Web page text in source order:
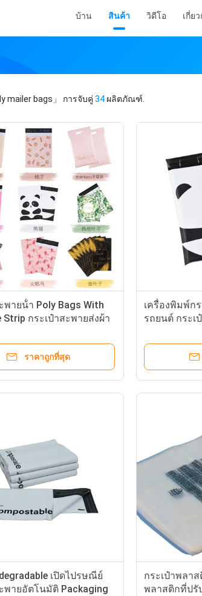
บ้าน สินค้า วิดีโอ เกี่ย
mailer bags」 การจับคู่34 ผลิตภัณฑ์.
พายน้ํา Poly Bags With
Strip กระเป๋าสะพายส่งผ้า
ราคาถูกที่สุด
เครื่องพิมพ์ก
รถยนต์ กระเ
เปิดไปรษณีย์
พายอัตโนมัติ Packaging
กระเป๋าพลาส
พลาสติกที่ปรั